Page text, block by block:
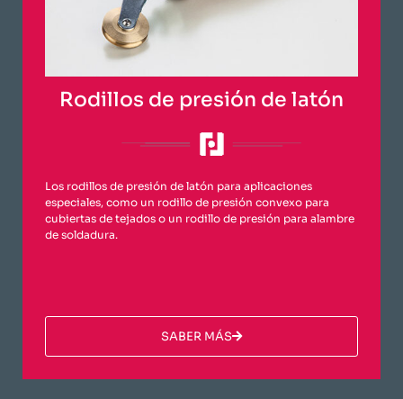
Rodillos de presión de latón
Los rodillos de presión de latón para aplicaciones
especiales, como un rodillo de presión convexo para
cubiertas de tejados o un rodillo de presión para alambre
de soldadura.
​SABER MÁS​